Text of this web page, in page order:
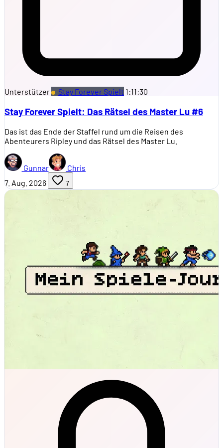
Unterstützer Stay Forever Spielt 1:11:30
Stay Forever Spielt: Das Rätsel des Master Lu #6
Das ist das Ende der Staffel rund um die Reisen des
Abenteurers Ripley und das Rätsel des Master Lu.
Gunnar
Chris
7. Aug. 2026
7